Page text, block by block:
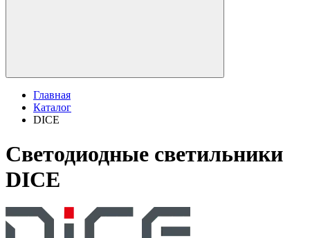
Главная
Каталог
DICE
Светодиодные светильники
DICE